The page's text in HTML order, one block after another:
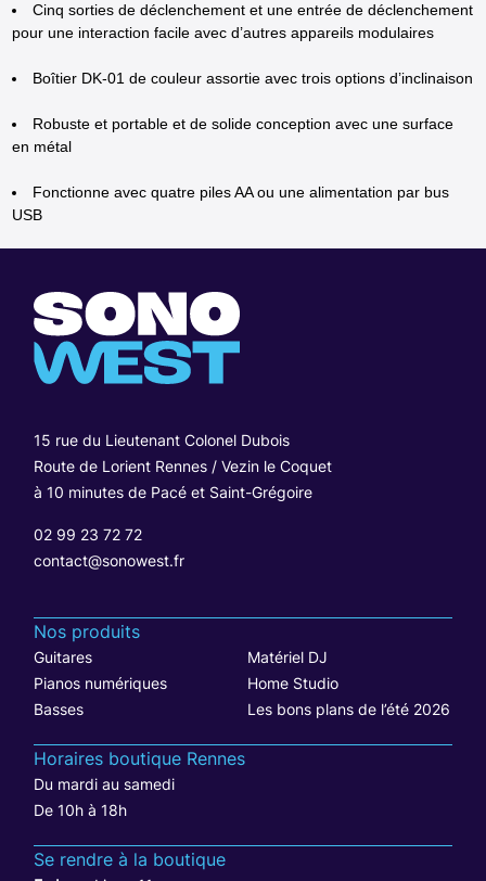
Cinq sorties de déclenchement et une entrée de déclenchement
pour une interaction facile avec d’autres appareils modulaires
Boîtier DK-01 de couleur assortie avec trois options d’inclinaison
Robuste et portable et de solide conception avec une surface
en métal
Fonctionne avec quatre piles AA ou une alimentation par bus
USB
15 rue du Lieutenant Colonel Dubois
Route de Lorient Rennes / Vezin le Coquet
à 10 minutes de Pacé et Saint-Grégoire
02 99 23 72 72
contact@sonowest.fr
Nos produits
Guitares
Matériel DJ
Pianos numériques
Home Studio
Basses
Les bons plans de l’été 2026
Horaires boutique Rennes
Du mardi au samedi
De 10h à 18h
Se rendre à la boutique